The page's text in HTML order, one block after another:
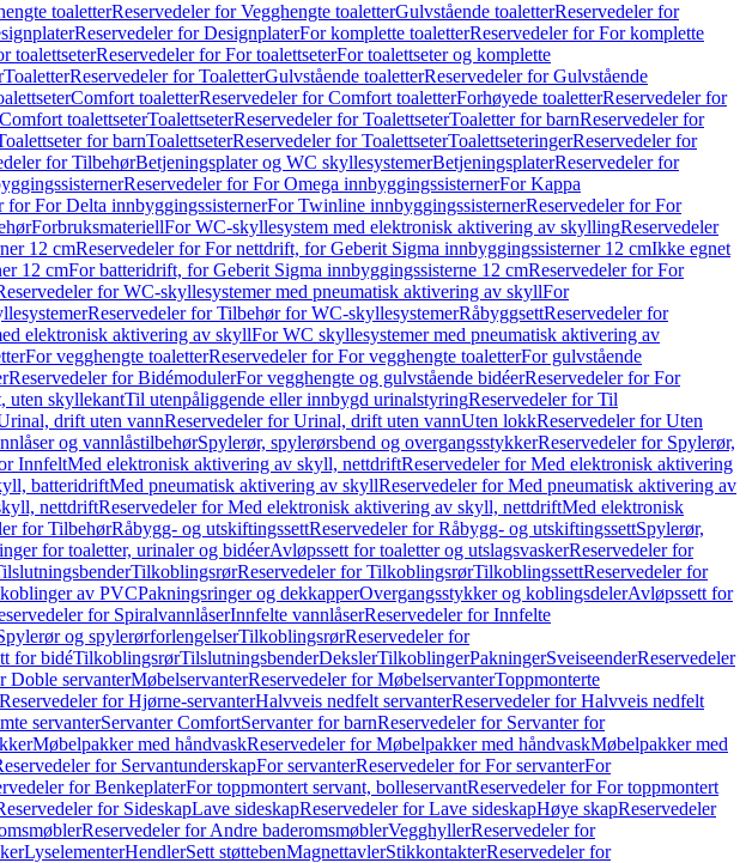
toaletterReservedeler for Vegghengte toaletterGulvstående toaletterReservedeler for
Reservedeler for DesignplaterFor komplette toaletterReservedeler for For komplette
toalettseterReservedeler for For toalettseterFor toalettseter og komplette
ToaletterReservedeler for ToaletterGulvstående toaletterReservedeler for Gulvstående
Comfort toaletterReservedeler for Comfort toaletterForhøyede toaletterReservedeler for
toalettseterToalettseterReservedeler for ToalettseterToaletter for barnReservedeler for
for barnToalettseterReservedeler for ToalettseterToalettseteringerReservedeler for
for TilbehørBetjeningsplater og WC skyllesystemerBetjeningsplaterReservedeler for
Reservedeler for For Omega innbyggingssisternerFor Kappa
for For Delta innbyggingssisternerFor Twinline innbyggingssisternerReservedeler for For
ForbruksmateriellFor WC-skyllesystem med elektronisk aktivering av skyllingReservedeler
12 cmReservedeler for For nettdrift, for Geberit Sigma innbyggingssisterner 12 cmIkke egnet
12 cmFor batteridrift, for Geberit Sigma innbyggingssisterne 12 cmReservedeler for For
for WC-skyllesystemer med pneumatisk aktivering av skyllFor
Reservedeler for Tilbehør for WC-skyllesystemerRåbyggsettReservedeler for
elektronisk aktivering av skyllFor WC skyllesystemer med pneumatisk aktivering av
For vegghengte toaletterReservedeler for For vegghengte toaletterFor gulvstående
Reservedeler for BidémodulerFor vegghengte og gulvstående bidéerReservedeler for For
uten skyllekantTil utenpåliggende eller innbygd urinalstyringReservedeler for Til
drift uten vannReservedeler for Urinal, drift uten vannUten lokkReservedeler for Uten
og vannlåstilbehørSpylerør, spylerørsbend og overgangsstykkerReservedeler for Spylerør,
InnfeltMed elektronisk aktivering av skyll, nettdriftReservedeler for Med elektronisk aktivering
batteridriftMed pneumatisk aktivering av skyllReservedeler for Med pneumatisk aktivering av
nettdriftReservedeler for Med elektronisk aktivering av skyll, nettdriftMed elektronisk
for TilbehørRåbygg- og utskiftingssettReservedeler for Råbygg- og utskiftingssettSpylerør,
for toaletter, urinaler og bidéerAvløpssett for toaletter og utslagsvaskerReservedeler for
TilkoblingsrørReservedeler for TilkoblingsrørTilkoblingssettReservedeler for
av PVCPakningsringer og dekkapperOvergangsstykker og koblingsdelerAvløpssett for
for SpiralvannlåserInnfelte vannlåserReservedeler for Innfelte
og spylerørforlengelserTilkoblingsrørReservedeler for
for bidéTilkoblingsrørTilslutningsbenderDekslerTilkoblingerPakningerSveiseenderReservedeler
Doble servanterMøbelservanterReservedeler for MøbelservanterToppmonterte
Reservedeler for Hjørne-servanterHalvveis nedfelt servanterReservedeler for Halvveis nedfelt
servanterServanter ComfortServanter for barnReservedeler for Servanter for
Møbelpakker med håndvaskReservedeler for Møbelpakker med håndvaskMøbelpakker med
for ServantunderskapFor servanterReservedeler for For servanterFor
for BenkeplaterFor toppmontert servant, bolleservantReservedeler for For toppmontert
for SideskapLave sideskapReservedeler for Lave sideskapHøye skapReservedeler
Reservedeler for Andre baderomsmøblerVegghyllerReservedeler for
LyselementerHendlerSett støttebenMagnettavlerStikkontakterReservedeler for